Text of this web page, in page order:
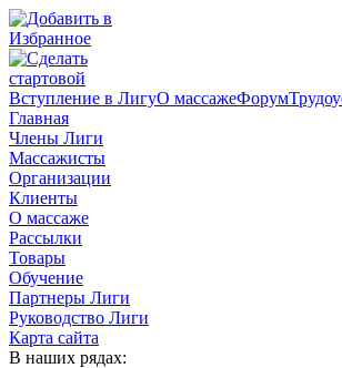
Вступление в ЛигуО массажеФорум
Главная
Члены Лиги
Массажисты
Организации
Клиенты
О массаже
Рассылки
Товары
Обучение
Партнеры Лиги
Руководство Лиги
Карта сайта
В наших рядах: